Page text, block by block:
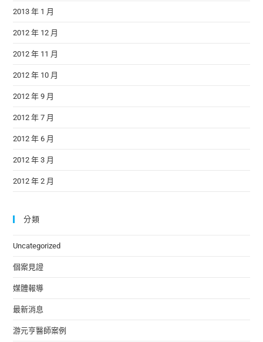
2013 年 1 月
2012 年 12 月
2012 年 11 月
2012 年 10 月
2012 年 9 月
2012 年 7 月
2012 年 6 月
2012 年 3 月
2012 年 2 月
分類
Uncategorized
個案見證
媒體報導
最新消息
游元亨醫師案例